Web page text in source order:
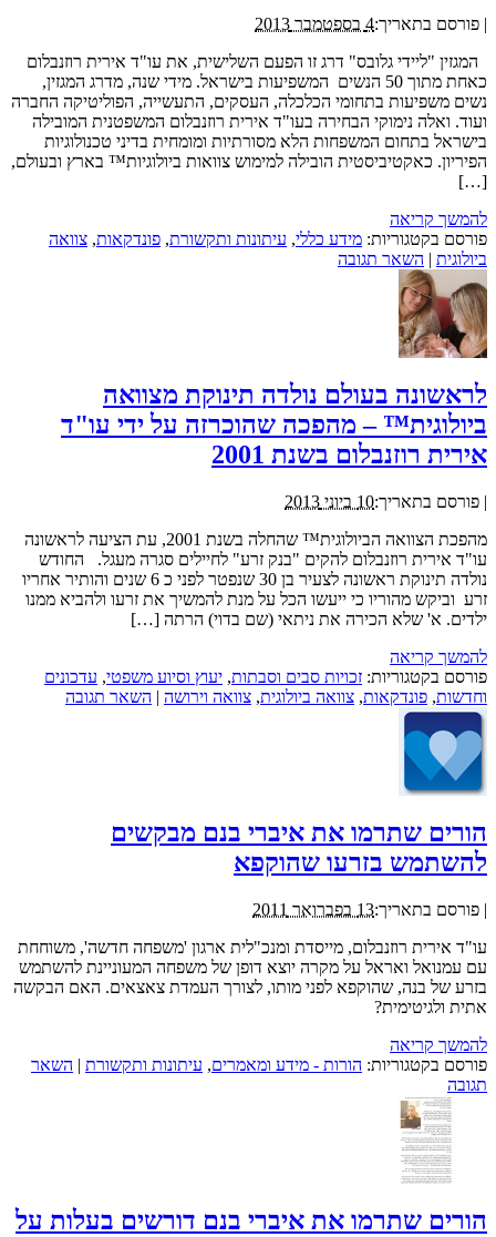
| פורסם בתאריך:4 בספטמבר 2013
המגזין "ליידי גלובס" דרג זו הפעם השלישית, את עו"ד אירית רוזנבלום
כאחת מתוך 50 הנשים המשפיעות בישראל. מידי שנה, מדרג המגזין,
נשים משפיעות בתחומי הכלכלה, העסקים, התעשייה, הפוליטיקה החברה
ועוד. ואלה נימוקי הבחירה בעו"ד אירית רוזנבלום המשפטנית המובילה
בישראל בתחום המשפחות הלא מסורתיות ומומחית בדיני טכנולוגיות
הפיריון. כאקטיביסטית הובילה למימוש צוואות ביולוגיות™ בארץ ובעולם,
[…]
להמשך קריאה
פורסם בקטגוריות: מידע כללי, עיתונות ותקשורת, פונדקאות, צוואה
ביולוגית | השאר תגובה
לראשונה בעולם נולדה תינוקת מצוואה
ביולוגית™ – מהפכה שהוכרזה על ידי עו"ד
אירית רוזנבלום בשנת 2001
| פורסם בתאריך:10 ביוני 2013
מהפכת הצוואה הביולוגית™ שהחלה בשנת 2001, עת הציעה לראשונה
עו"ד אירית רוזנבלום להקים "בנק זרע" לחיילים סגרה מעגל. החודש
נולדה תינוקת ראשונה לצעיר בן 30 שנפטר לפני כ 6 שנים והותיר אחריו
זרע וביקש מהוריו כי ייעשו הכל על מנת להמשיך את זרעו ולהביא ממנו
ילדים. א' שלא הכירה את ניתאי (שם בדוי) הרתה […]
להמשך קריאה
פורסם בקטגוריות: זכויות סבים וסבתות, יעוץ וסיוע משפטי, עדכונים
וחדשות, פונדקאות, צוואה ביולוגית, צוואה וירושה | השאר תגובה
הורים שתרמו את איברי בנם מבקשים
להשתמש בזרעו שהוקפא
| פורסם בתאריך:13 בפברואר 2011
עו"ד אירית רוזנבלום, מייסדת ומנכ"לית ארגון 'משפחה חדשה', משוחחת
עם עמנואל ואראל על מקרה יוצא דופן של משפחה המעוניינת להשתמש
בזרע של בנה, שהוקפא לפני מותו, לצורך העמדת צאצאים. האם הבקשה
אתית ולגיטימית?
להמשך קריאה
פורסם בקטגוריות: הורות - מידע ומאמרים, עיתונות ותקשורת | השאר
תגובה
הורים שתרמו את איברי בנם דורשים בעלות על